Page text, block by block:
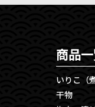
商品
いりこ（
干物